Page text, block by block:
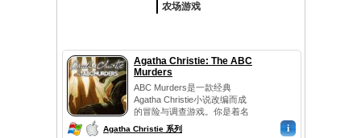
农场游戏
Agatha Christie: The ABC
Murders
ABC Murders是一款经典
Agatha Christie小说改编而成
的冒险与调查游戏。你是着名
的私人侦探大...
Agatha Christie 系列 i